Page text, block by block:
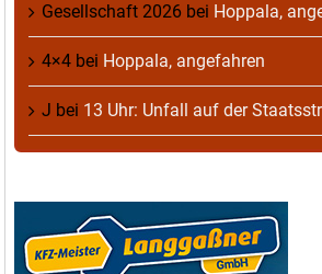
Gesellschaft 2026 bei Hoppala,
4×4 bei Hoppala, angefahren
J bei 13 Uhr: Unfall auf der